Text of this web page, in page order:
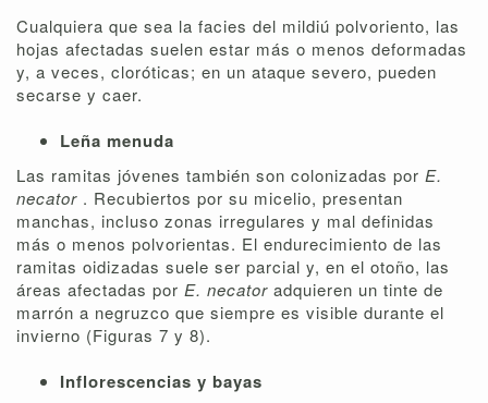
Cualquiera que sea la facies del mildiú polvoriento, las
hojas afectadas suelen estar más o menos deformadas
y, a veces, cloróticas; en un ataque severo, pueden
secarse y caer.
Leña menuda
Las ramitas jóvenes también son colonizadas por E.
necator . Recubiertos por su micelio, presentan
manchas, incluso zonas irregulares y mal definidas
más o menos polvorientas. El endurecimiento de las
ramitas oidizadas suele ser parcial y, en el otoño, las
áreas afectadas por E. necator adquieren un tinte de
marrón a negruzco que siempre es visible durante el
invierno (Figuras 7 y 8).
Inflorescencias y bayas